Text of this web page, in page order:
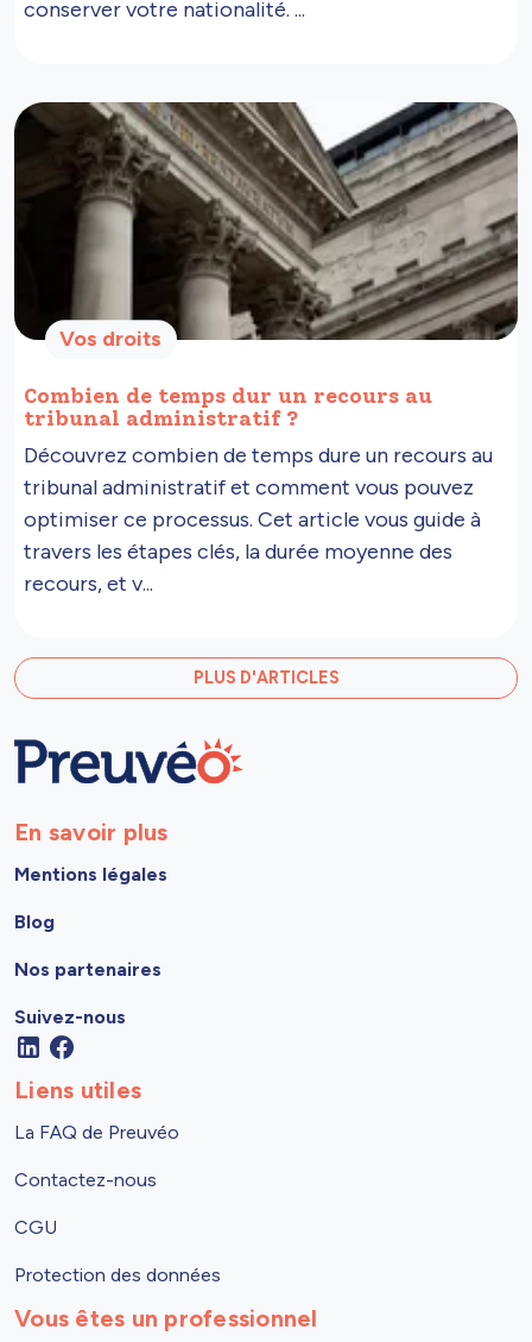
conserver votre nationalité. ...
Vos droits
Combien de temps dur un recours au
tribunal administratif ?
Découvrez combien de temps dure un recours au
tribunal administratif et comment vous pouvez
optimiser ce processus. Cet article vous guide à
travers les étapes clés, la durée moyenne des
recours, et v...
PLUS D'ARTICLES
En savoir plus
Mentions légales
Blog
Nos partenaires
Suivez-nous
Liens utiles
La FAQ de Preuvéo
Contactez-nous
CGU
Protection des données
Vous êtes un professionnel